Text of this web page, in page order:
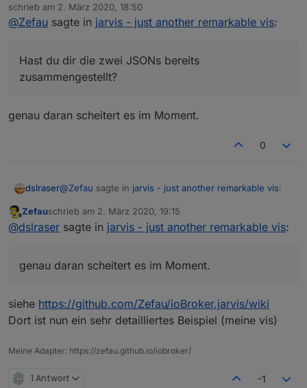
trotz Deiner umfangreichen Doku bekomme ich den
"ersten Start" bzw. kein Beispiel hin, da ich noch
nicht verstehe wie ich das umsetzen muss......
Hast du dir die zwei JSONs bereits zusammengestellt?
Offline
schrieb am 2. März 2020, 18:50
zuletzt editiert von
@Zefau sagte in jarvis - just another remarkable vis:
Hast du dir die zwei JSONs bereits
zusammengestellt?
genau daran scheitert es im Moment.
0
dslraser@Zefau sagte in jarvis - just another remarkable vis:
Hast du dir die zwei JSONs bereits
Offline
Zefauschrieb am 2. März 2020, 19:15
zuletzt editiert von
@dslraser sagte in jarvis - just another remarkable vis:
genau daran scheitert es im Moment.
siehe https://github.com/Zefau/ioBroker.jarvis/wiki
Dort ist nun ein sehr detailliertes Beispiel (meine vis)
Meine Adapter: https://zefau.github.io/iobroker/
1 Antwort -1